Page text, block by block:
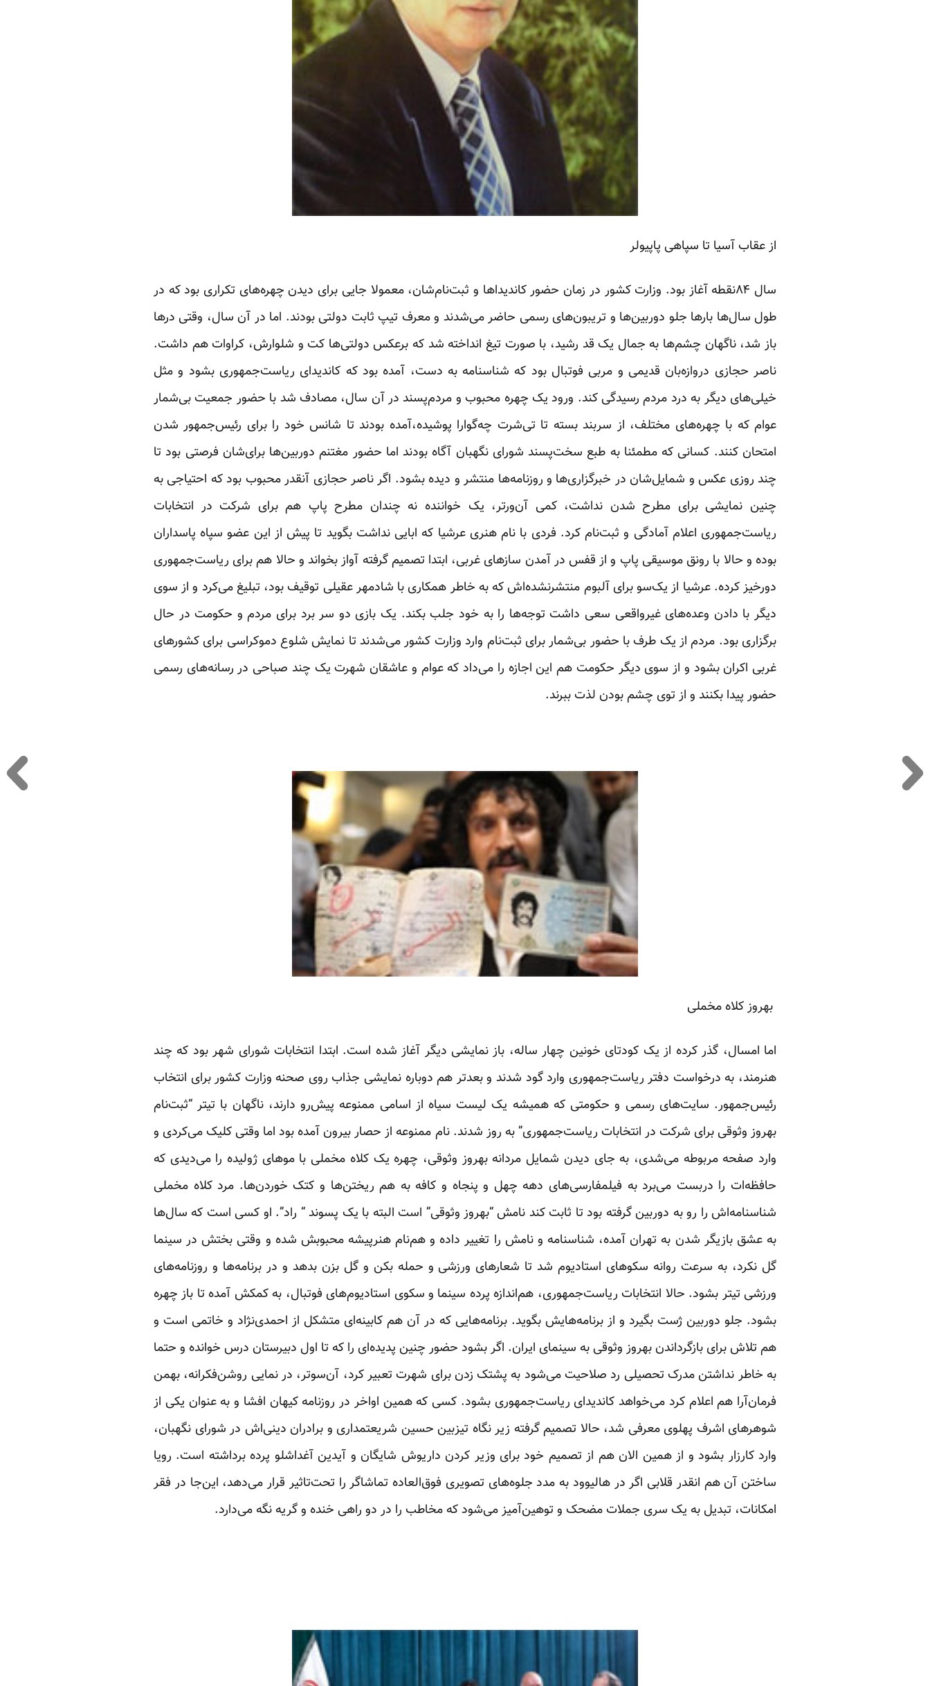
از عقاب آسیا تا سپاهی پاپیولر
سال ۸۴نقطه آغاز بود. وزارت کشور در زمان حضور کاندیداها و ثبت‌نام‌شان، معمولا جایی برای دیدن چهره‌های تکراری بود که در
طول سال‌ها بارها جلو دوربین‌ها و تریبون‌های رسمی حاضر می‌شدند و معرف تیپ ثابت دولتی بودند. اما در آن سال، وقتی درها
باز شد، ناگهان چشم‌ها به جمال یک قد رشید، با صورت تیغ انداخته شد که برعکس دولتی‌ها کت و شلوارش، کراوات هم داشت.
ناصر حجازی دروازه‌بان قدیمی و مربی فوتبال بود که شناسنامه به دست، آمده بود که کاندیدای ریاست‌جمهوری بشود و مثل
خیلی‌های دیگر به درد مردم رسیدگی کند. ورود یک چهره محبوب و مردم‌پسند در آن سال، مصادف شد با حضور جمعیت بی‌شمار
عوام که با چهره‌های مختلف، از سربند بسته تا تی‌شرت چه‌گوارا پوشیده،آمده بودند تا شانس خود را برای رئیس‌جمهور شدن
امتحان کنند. کسانی که مطمئنا به طبع سخت‌پسند شورای نگهبان آگاه بودند اما حضور مغتنم دوربین‌ها برای‌شان فرصتی بود تا
چند روزی عکس و شمایل‌شان در خبرگزاری‌ها و روزنامه‌ها منتشر و دیده بشود. اگر ناصر حجازی آنقدر محبوب بود که احتیاجی به
چنین نمایشی برای مطرح شدن نداشت، کمی آن‌ورتر، یک خواننده نه چندان مطرح پاپ هم برای شرکت در انتخابات
ریاست‌جمهوری اعلام آمادگی و ثبت‌نام کرد. فردی با نام هنری عرشیا که ابایی نداشت بگوید تا پیش از این عضو سپاه پاسداران
بوده و حالا با رونق موسیقی پاپ و از قفس در آمدن سازهای غربی، ابتدا تصمیم گرفته آواز بخواند و حالا هم برای ریاست‌جمهوری
دورخیز کرده. عرشیا از یک‌سو برای آلبوم منتشرنشده‌اش که به خاطر همکاری با شادمهر عقیلی توقیف بود، تبلیغ می‌کرد و از سوی
دیگر با دادن وعده‌های غیرواقعی سعی داشت توجه‌ها را به خود جلب بکند. یک بازی دو سر برد برای مردم و حکومت در حال
برگزاری بود. مردم از یک طرف با حضور بی‌شمار برای ثبت‌نام وارد وزارت کشور می‌شدند تا نمایش شلوع دموکراسی برای کشورهای
غربی اکران بشود و از سوی دیگر حکومت هم این اجازه را می‌داد که عوام و عاشقان شهرت یک چند صباحی در رسانه‌های رسمی
حضور پیدا بکنند و از توی چشم بودن لذت ببرند.
بهروز کلاه مخملی
اما امسال، گذر کرده از یک کودتای خونین چهار ساله، باز نمایشی دیگر آغاز شده است. ابتدا انتخابات شورای شهر بود که چند
هنرمند، به درخواست دفتر ریاست‌جمهوری وارد گود شدند و بعدتر هم دوباره نمایشی جذاب روی صحنه وزارت کشور برای انتخاب
رئیس‌جمهور. سایت‌های رسمی و حکومتی که همیشه یک لیست سیاه از اسامی ممنوعه پیش‌رو دارند، ناگهان با تیتر “ثبت‌نام
بهروز وثوقی برای شرکت در انتخابات ریاست‌جمهوری” به روز شدند. نام ممنوعه از حصار بیرون آمده بود اما وقتی کلیک می‌کردی و
وارد صفحه مربوطه می‌شدی، به جای دیدن شمایل مردانه بهروز وثوقی، چهره یک کلاه مخملی با موهای ژولیده را می‌دیدی که
حافظه‌ات را دربست می‌برد به فیلمفارسی‌های دهه چهل و پنجاه و کافه‌ به هم ریختن‌ها و کتک خوردن‌ها. مرد کلاه مخملی
شناسنامه‌اش را رو به دوربین گرفته بود تا ثابت کند نامش “بهروز وثوقی” است البته با یک پسوند “ راد”. او کسی است که سال‌ها
به عشق بازیگر شدن به تهران آمده، شناسنامه و نامش را تغییر داده و هم‌نام هنرپیشه‌ محبوبش شده و وقتی بختش در سینما
گل نکرد، به سرعت روانه سکوهای استادیوم شد تا شعارهای ورزشی و حمله بکن و گل بزن بدهد و در برنامه‌ها و روزنامه‌های
ورزشی تیتر بشود. حالا انتخابات ریاست‌جمهوری، هم‌اندازه پرده سینما و سکوی استادیوم‌های فوتبال، به کمکش آمده تا باز چهره
بشود. جلو دوربین ژست بگیرد و از برنامه‌هایش بگوید. برنامه‌هایی که در آن هم کابینه‌ای متشکل از احمدی‌نژاد و خاتمی است و
هم تلاش برای بازگرداندن بهروز وثوقی به سینمای ایران. اگر بشود حضور چنین پدیده‌ای را که تا اول دبیرستان درس خوانده و حتما
به خاطر نداشتن مدرک تحصیلی رد صلاحیت می‌شود به پشتک زدن برای شهرت تعبیر کرد، آن‌سوتر، در نمایی روشن‌فکرانه، بهمن
فرمان‌آرا هم اعلام کرد می‌خواهد کاندیدای ریاست‌جمهوری بشود. کسی که همین اواخر در روزنامه‌ کیهان افشا و به عنوان یکی از
شوهرهای اشرف پهلوی معرفی شد، حالا تصمیم گرفته زیر نگاه تیزبین حسین شریعتمداری و برادران دینی‌اش در شورای نگهبان،
وارد کارزار بشود و از همین الان هم از تصمیم خود برای وزیر کردن داریوش شایگان و آیدین آغداشلو پرده برداشته است. رویا
ساختن آن هم انقدر قلابی اگر در هالیوود به مدد جلوه‌های تصویری فوق‌العاده تماشاگر را تحت‌تاثیر قرار می‌دهد، این‌جا در فقر
امکانات، تبدیل به یک سری جملات مضحک و توهین‌آمیز می‌شود که مخاطب را در دو راهی خنده و گریه نگه می‌دارد.